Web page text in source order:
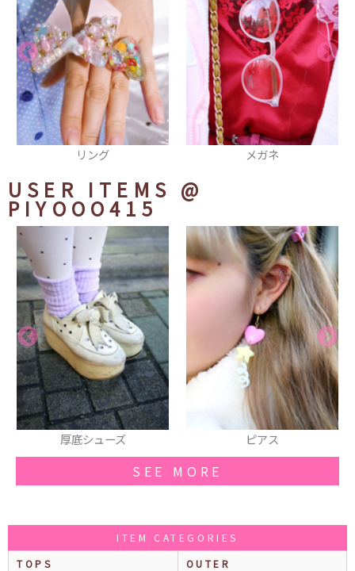
メガネ ブレスレット
USER ITEMS @
PIYOOO415
ピアス ワンピース
SEE MORE
ITEM CATEGORIES
TOPS
OUTER